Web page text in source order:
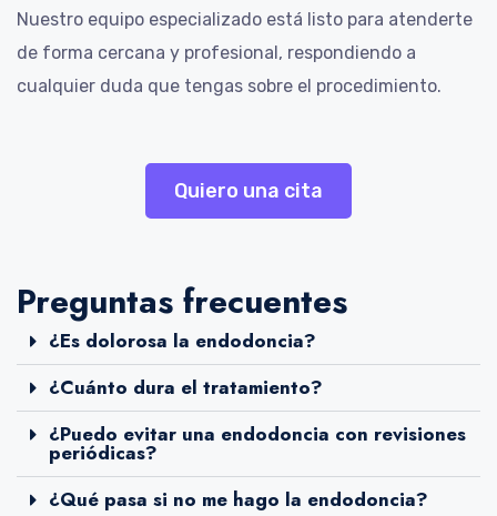
Nuestro equipo especializado está listo para atenderte
de forma cercana y profesional, respondiendo a
cualquier duda que tengas sobre el procedimiento.
Quiero una cita
Preguntas frecuentes
¿Es dolorosa la endodoncia?
¿Cuánto dura el tratamiento?
¿Puedo evitar una endodoncia con revisiones
periódicas?
¿Qué pasa si no me hago la endodoncia?